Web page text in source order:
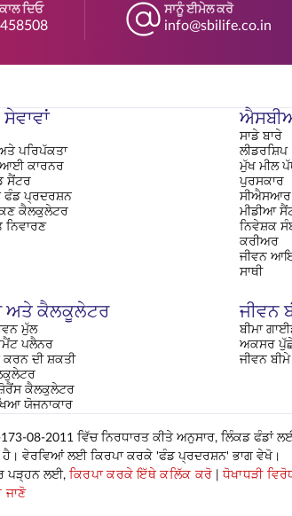
ਦਿਓ ਸਾਨੂੰ ਈਮੇਲ ਕਰੋ
info@sbilife.co.in
ਪਰਿਪੱਕਤਾ
ਕਾਰਨਰ
ਸੈਂਟਰ
ਫੰਡ ਪ੍ਰਦਰਸ਼ਨ
ਕੈਲਕੁਲੇਟਰ
ਨਿਵਾਰਣ
ਸਾਡੇ ਬਾਰੇ
ਲੀਡਰਸ਼ਿਪ
ਮੁੱਖ ਮੀਲ
ਪੁਰਸਕਾਰ
ਸੀਐਸਆਰ
ਮੀਡੀਆ
ਨਿਵੇਸ਼ਕ
ਕਰੀਅਰ
ਜੀਵਨ
ਸਾਥੀ
ਅਤੇ ਕੈਲਕੂਲੇਟਰ
ਮੁੱਲ
ਪਲੈਨਰ
ਕਰਨ ਦੀ ਸ਼ਕਤੀ
ਕੈਲਕੁਲੇਟਰ
ਯੋਜਨਾਕਾਰ
ਜੀਵਨ
ਬੀਮਾ
ਅਕਸਰ ਪੁੱਛੇ
ਜੀਵਨ
08-2011 ਵਿੱਚ ਨਿਰਧਾਰਤ ਕੀਤੇ ਅਨੁਸਾਰ, ਲਿੰਕਡ
ਹੈ। ਵੇਰਵਿਆਂ ਲਈ ਕਿਰਪਾ ਕਰਕੇ 'ਫੰਡ ਪ੍ਰਦਰਸ਼ਨ' ਭਾਗ ਵੇਖੋ।
ਪੜ੍ਹਨ ਲਈ, ਕਿਰਪਾ ਕਰਕੇ ਇੱਥੇ ਕਲਿੱਕ ਕਰੋ |ਧੋਖਾਧੜੀ
ਜਾਣੋ